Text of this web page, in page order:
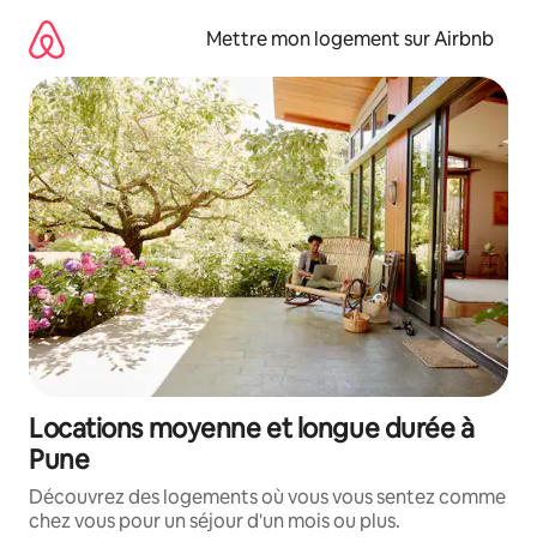
directement
contenu
Mettre mon logement sur Airbnb
Locations moyenne et longue durée à
Pune
Découvrez des logements où vous vous sentez comme
chez vous pour un séjour d'un mois ou plus.